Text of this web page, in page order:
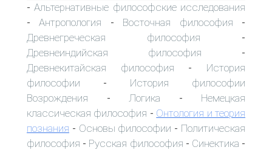
-Альтернативные философские исследования
-Антропология - Восточная философия -
Древнегреческая философия -
Древнеиндийская философия -
Древнекитайская философия - История
философии - История философии
Возрождения - Логика - Немецкая
классическая философия - Онтология и теория
познания - Основы философии - Политическая
философия - Русская философия - Синектика -